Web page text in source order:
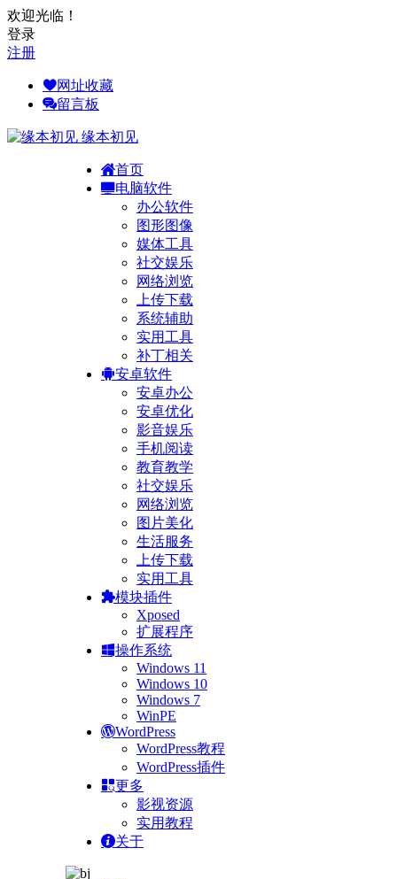
欢迎光临！
登录
注册
网址收藏
留言板
缘本初见
首页
电脑软件
办公软件
图形图像
媒体工具
社交娱乐
网络浏览
上传下载
系统辅助
实用工具
补丁相关
安卓软件
安卓办公
安卓优化
影音娱乐
手机阅读
教育教学
社交娱乐
网络浏览
图片美化
生活服务
上传下载
实用工具
模块插件
Xposed
扩展程序
操作系统
Windows 11
Windows 10
Windows 7
WinPE
WordPress
WordPress教程
WordPress插件
更多
影视资源
实用教程
关于